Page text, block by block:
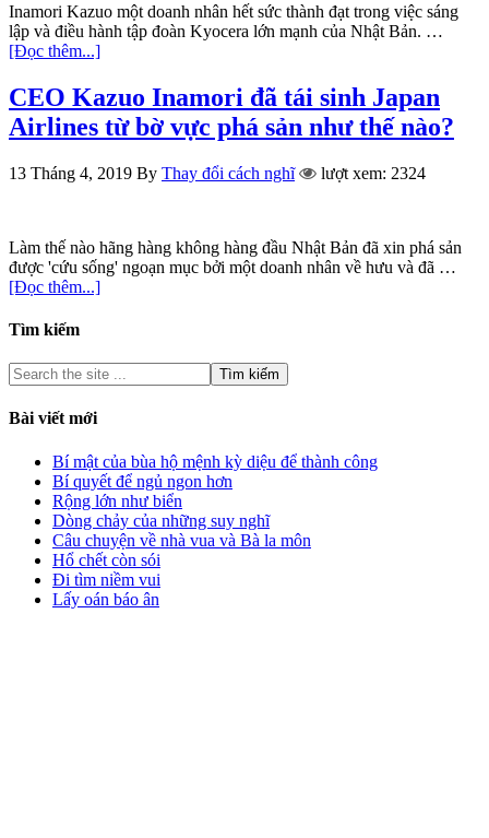
Inamori Kazuo một doanh nhân hết sức thành đạt trong việc sáng
lập và điều hành tập đoàn Kyocera lớn mạnh của Nhật Bản. …
[Đọc thêm...]
CEO Kazuo Inamori đã tái sinh Japan
Airlines từ bờ vực phá sản như thế nào?
13 Tháng 4, 2019 By Thay đổi cách nghĩ lượt xem: 2324
Làm thế nào hãng hàng không hàng đầu Nhật Bản đã xin phá sản
được 'cứu sống' ngoạn mục bởi một doanh nhân về hưu và đã …
[Đọc thêm...]
Tìm kiếm
Bài viết mới
Bí mật của bùa hộ mệnh kỳ diệu để thành công
Bí quyết để ngủ ngon hơn
Rộng lớn như biển
Dòng chảy của những suy nghĩ
Câu chuyện về nhà vua và Bà la môn
Hổ chết còn sói
Đi tìm niềm vui
Lấy oán báo ân